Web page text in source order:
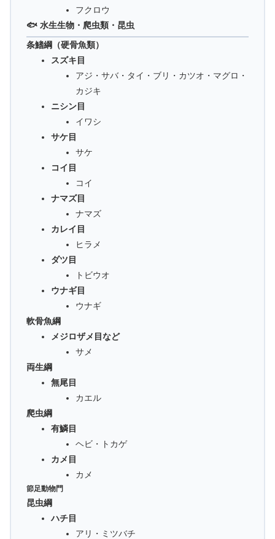
フクロウ
🐟 水生生物・爬虫類・昆虫
条鰭綱（硬骨魚類）
スズキ目
アジ・サバ・タイ・ブリ・カツオ・マグロ・
カジキ
ニシン目
イワシ
サケ目
サケ
コイ目
コイ
ナマズ目
ナマズ
カレイ目
ヒラメ
ダツ目
トビウオ
ウナギ目
ウナギ
軟骨魚綱
メジロザメ目など
サメ
両生綱
無尾目
カエル
爬虫綱
有鱗目
ヘビ・トカゲ
カメ目
カメ
節足動物門
昆虫綱
ハチ目
アリ・ミツバチ